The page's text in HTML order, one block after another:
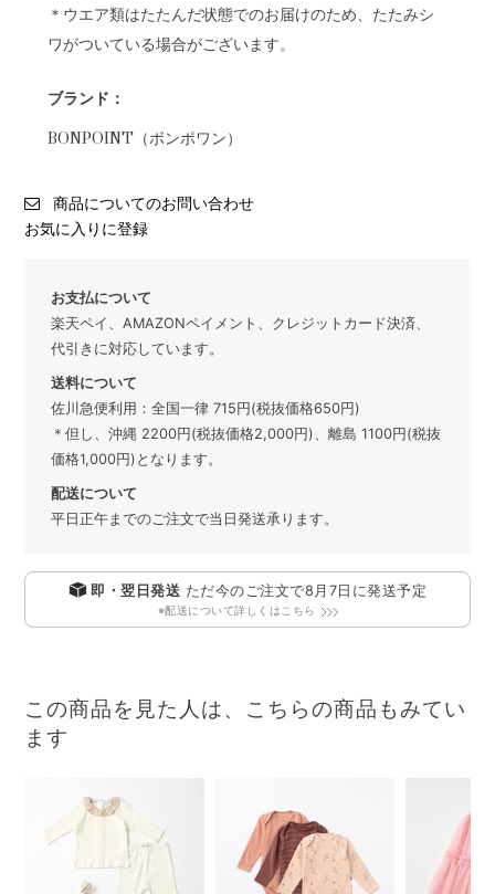
＊ウエア類はたたんだ状態でのお届けのため、たたみシ
ワがついている場合がございます。
ブランド：
BONPOINT（ボンポワン）
商品についてのお問い合わせ
お気に入りに登録
お支払について
楽天ペイ、AMAZONペイメント、クレジットカード決済、
代引きに対応しています。
送料について
佐川急便利用：全国一律 715円(税抜価格650円)
＊但し、沖縄 2200円(税抜価格2,000円)、離島 1100円(税抜
価格1,000円)となります。
配送について
平日正午までのご注文で当日発送承ります。
即・翌日発送 ただ今のご注文で8月7日 に発送予定
※配送について詳しくはこちら
この商品を見た人は、こちらの商品もみてい
ます